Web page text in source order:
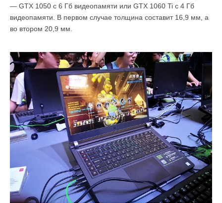
— GTX 1050 с 6 Гб видеопамяти или GTX 1060 Ti с 4 Гб
видеопамяти. В первом случае толщина составит 16,9 мм, а
во втором 20,9 мм.